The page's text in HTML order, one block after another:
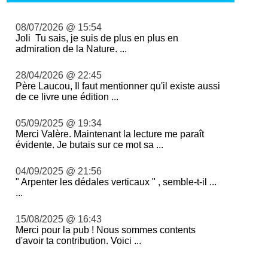
08/07/2026 @ 15:54
Joli Tu sais, je suis de plus en plus en
admiration de la Nature. ...
28/04/2026 @ 22:45
Père Laucou, Il faut mentionner qu'il existe aussi
de ce livre une édition ...
05/09/2025 @ 19:34
Merci Valère. Maintenant la lecture me paraît
évidente. Je butais sur ce mot sa ...
04/09/2025 @ 21:56
" Arpenter les dédales verticaux " , semble-t-il ...
...
15/08/2025 @ 16:43
Merci pour la pub ! Nous sommes contents
d'avoir ta contribution. Voici ...